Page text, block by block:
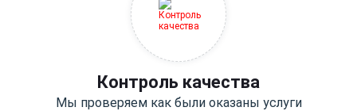
Контроль качества
Мы проверяем как были оказаны услуги